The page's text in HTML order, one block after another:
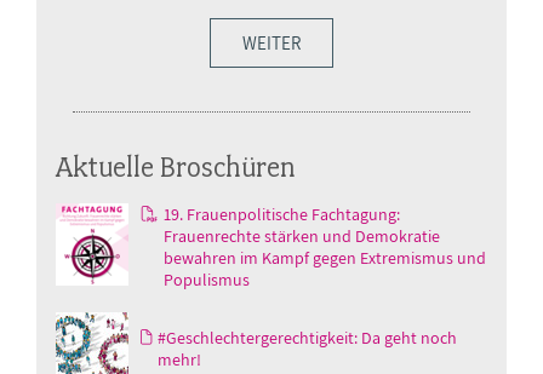
WEITER
Aktuelle Broschüren
19. Frauenpolitische Fachtagung:
Frauenrechte stärken und Demokratie
bewahren im Kampf gegen Extremismus und
Populismus
#Geschlechtergerechtigkeit: Da geht noch
mehr!